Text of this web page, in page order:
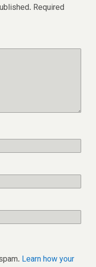
Required
Learn how your